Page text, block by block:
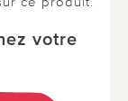
votre